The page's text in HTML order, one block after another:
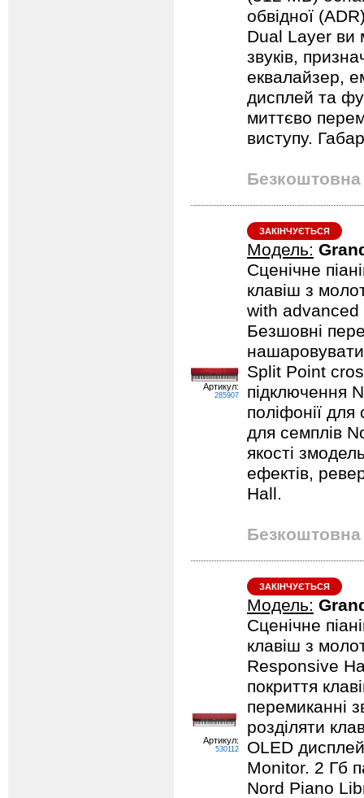
обвідної
Dual Layer ви
звуків,
еквалайзер,
дисплей та
миттєво
виступу.
Безкоштовна
Артикул:
285907
ЗАКІНЧУЄТЬСЯ
Модель:
Сценічне
клавіш з
with advanced
Безшовні
нашаровувати
Split Point
підключення
поліфонії
для семплів
якості
ефектів,
Hall.
Безкоштовна
Артикул:
530112
ЗАКІНЧУЄТЬСЯ
Модель:
Сценічне
клавіш з
Responsive
покриття
перемиканні
розділяти
OLED
Monitor. 2 Гб
Nord Piano